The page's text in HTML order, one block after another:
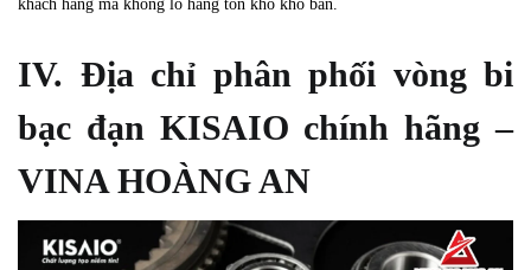
khách hàng mà không lo hàng tồn kho khó bán.
IV. Địa chỉ phân phối vòng bi
bạc đạn KISAIO chính hãng –
VINA HOÀNG AN